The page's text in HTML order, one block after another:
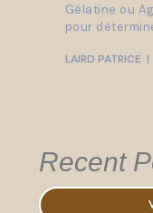
Gélatine ou
pour
LAIRD PATRICE
Recent